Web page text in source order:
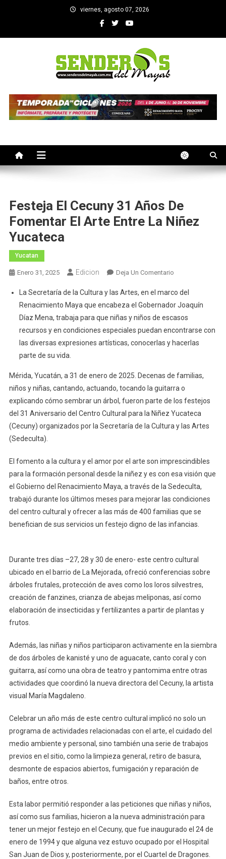
viernes, agosto 07, 2026
SENDEROS DEL MAYAB
Festeja El Cecuny 31 Años De
Fomentar El Arte Entre La Niñez
Yucateca
Yucatan
Enero 31, 2025 Edicion Deja Un ComentarioEn
El
Cecuny
31
Años
De
Arte
Entre
La
Niñez
Yucateca
La Secretaría de la Cultura y las Artes, en el marco del
Renacimiento Maya que encabeza el Gobernador Joaquín
Díaz Mena, trabaja para que niñas y niños de escasos
recursos y en condiciones especiales puedan encontrarse con
las diversas expresiones artísticas, conocerlas y hacerlas
parte de su vida.
Mérida, Yucatán, a 31 de enero de 2025. Decenas de familias,
niños y niñas, cantando, actuando, tocando la guitarra o
explicando cómo sembrar un árbol, fueron parte de los festejos
del 31 Aniversario del Centro Cultural para la Niñez Yucateca
(Cecuny) organizados por la Secretaría de la Cultura y las Artes
(Sedeculta).
El fomento a la cultura y el amor por el arte son imprescindibles
para la formación personal desde la niñez y es con esa visión que
el Gobierno del Renacimiento Maya, a través de la Sedeculta,
trabajó durante los últimos meses para mejorar las condiciones
del centro cultural y ofrecer a las más de 400 familias que se
benefician de sus servicios un festejo digno de las infancias.
Durante tres días –27, 28 y 30 de enero- este centro cultural
ubicado en el barrio de La Mejorada, ofreció conferencias sobre
árboles frutales, protección de aves como los loros silvestres,
creación de fanzines, crianza de abejas meliponas, así como
elaboración de insecticidas y fertilizantes a partir de plantas y
frutos.
Además, las niñas y niños participaron activamente en la siembra
de dos árboles de kanisté y uno de aguacate, canto coral y con
guitarra, así como una obra de teatro y pantomima entre otras
actividades que coordinó la nueva directora del Cecuny, la artista
visual María Magdaleno.
Celebrar un año más de este centro cultural implicó no solo un
programa de actividades relacionadas con el arte, el cuidado del
medio ambiente y personal, sino también una serie de trabajos
previos en el sitio, como la limpieza general, retiro de basura,
desmonte de espacios abiertos, fumigación y reparación de
baños, entre otros.
Esta labor permitió responder a las peticiones que niñas y niños,
así como sus familias, hicieron a la nueva administración para
tener un mejor festejo en el Cecuny, que fue inaugurado el 24 de
enero de 1994 y que alguna vez estuvo ocupado por el Hospital
San Juan de Dios y, posteriormente, por el Cuartel de Dragones.